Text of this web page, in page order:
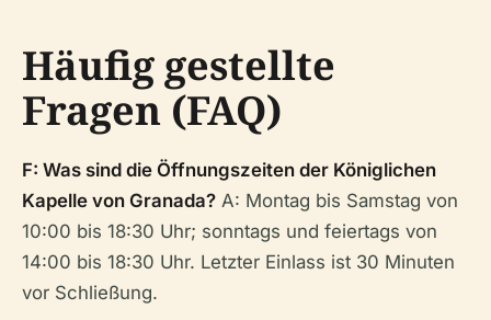
Häufig gestellte
Fragen (FAQ)
F: Was sind die Öffnungszeiten der Königlichen
Kapelle von Granada? A: Montag bis Samstag von
10:00 bis 18:30 Uhr; sonntags und feiertags von
14:00 bis 18:30 Uhr. Letzter Einlass ist 30 Minuten
vor Schließung.